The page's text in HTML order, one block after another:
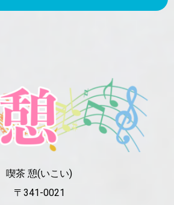
喫茶 憩(いこい)
〒341-0021